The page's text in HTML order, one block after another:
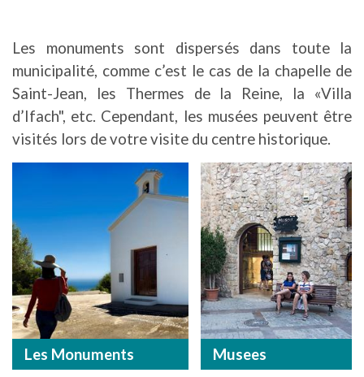
Les monuments sont dispersés dans toute la
municipalité, comme c’est le cas de la chapelle de
Saint-Jean, les Thermes de la Reine, la «Villa
d’Ifach", etc. Cependant, les musées peuvent être
visités lors de votre visite du centre historique.
Les Monuments Musees